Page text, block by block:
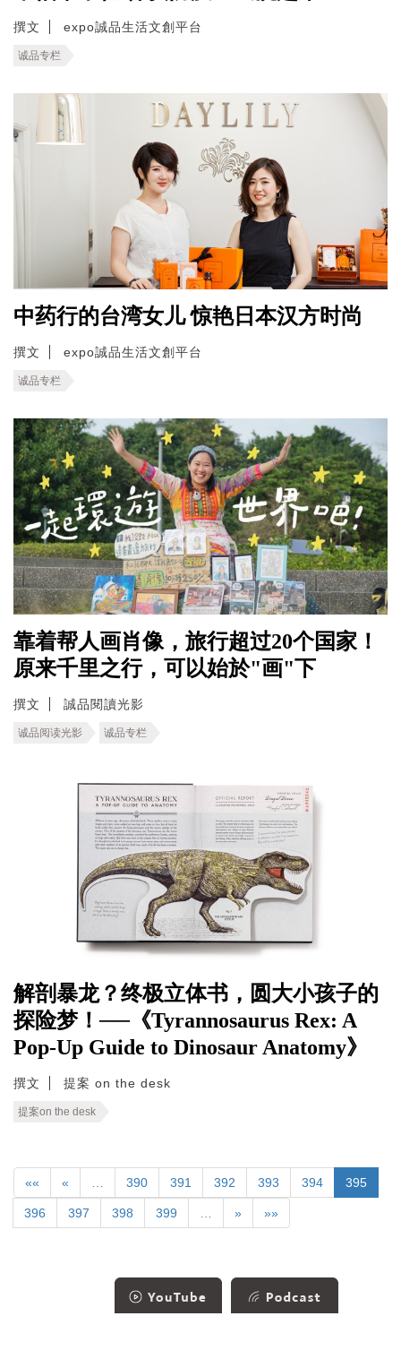
撰文 expo誠品生活文創平台
诚品专栏
中药行的台湾女儿 惊艳日本汉方时尚
撰文 expo誠品生活文創平台
诚品专栏
靠着帮人画肖像，旅行超过20个国家！
原来千里之行，可以始於"画"下
撰文 誠品閱讀光影
诚品阅读光影 诚品专栏
解剖暴龙？终极立体书，圆大小孩子的
探险梦！──《Tyrannosaurus Rex: A
Pop-Up Guide to Dinosaur Anatomy》
撰文 提案 on the desk
提案on the desk
«« « 390 391 392 393 394 395
396 397 398 399 » »»